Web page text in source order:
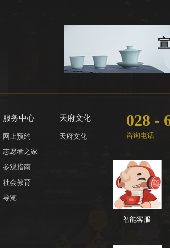
服务中心
网上预约
志愿者之家
参观指南
社会教育
导览
天府文化
天府文化
028 -
咨询电话
智能客服